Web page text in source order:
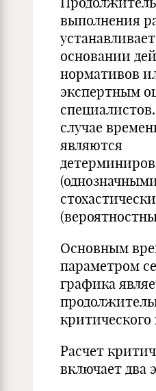
выполнения
основании
нормативов
экспертным
случае
являются
Основным
параметром
графика
критического
Расчет
включает два